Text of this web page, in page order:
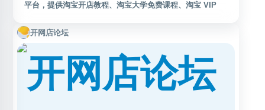
平台，提供淘宝开店教程、淘宝大学免费课程、淘宝 VIP
开店、运营推广、店铺管理等常见学习需求，适合希望了解
淘宝开店流程和提升店铺运营能力的用户参考。
开网店论坛